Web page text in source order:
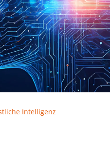
Intelligenz